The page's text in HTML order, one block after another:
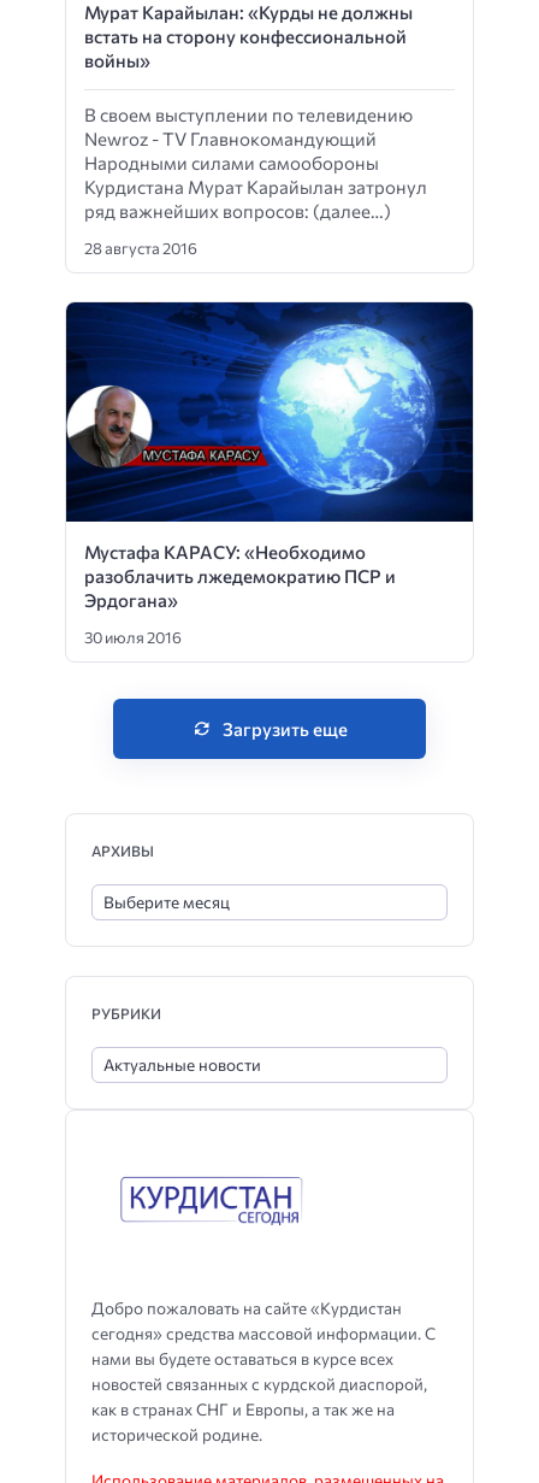
Мурат Карайылан: «Курды не должны
встать на сторону конфессиональной
войны»
В своем выступлении по телевидению
Newroz - TV Главнокомандующий
Народными силами самообороны
Курдистана Мурат Карайылан затронул
ряд важнейших вопросов: (далее…)
28 августа 2016
Мустафа КАРАСУ: «Необходимо
разоблачить лжедемократию ПСР и
Эрдогана»
30 июля 2016
Загрузить еще
Добро пожаловать на сайте «Курдистан
сегодня» средства массовой информации. С
нами вы будете оставаться в курсе всех
новостей связанных с курдской диаспорой,
как в странах СНГ и Европы, а так же на
исторической родине.
АРХИВЫ
РУБРИКИ